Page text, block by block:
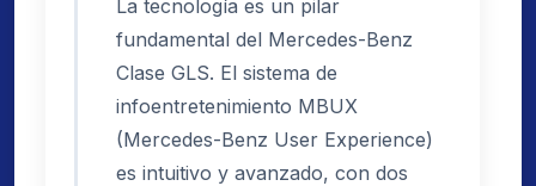
La tecnología es un pilar
fundamental del Mercedes-Benz
Clase GLS. El sistema de
infoentretenimiento MBUX
(Mercedes-Benz User Experience)
es intuitivo y avanzado, con dos